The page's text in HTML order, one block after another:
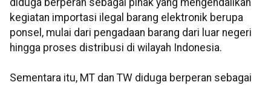
diduga berperan sebagai pihak yang mengendalikan
kegiatan importasi ilegal barang elektronik berupa
ponsel, mulai dari pengadaan barang dari luar negeri
hingga proses distribusi di wilayah Indonesia.
Sementara itu, MT dan TW diduga berperan sebagai